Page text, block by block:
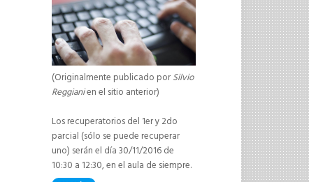
(Originalmente publicado porSilvio
Reggianien el sitio anterior)
Los recuperatorios del 1er y 2do
parcial (sólo se puede recuperar
uno) serán el día 30/11/2016 de
10:30 a 12:30, en el aula de siempre.